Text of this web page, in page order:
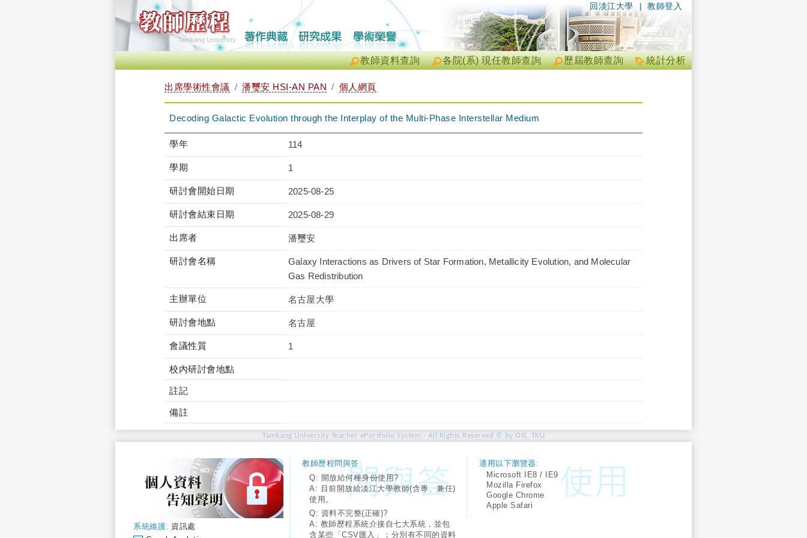
| 教師登入
回淡江大學
統計分析
歷屆教師查詢
各院(系) 現任教師查詢
教師資料查詢
出席學術性會議 潘璽安 HSI-AN PAN 個人網頁
Decoding Galactic Evolution through the Interplay of the Multi-Phase Interstellar Medium
學年 114
學期 1
研討會開始日期 2025-08-25
研討會結束日期 2025-08-29
出席者 潘璽安
研討會名稱
Galaxy Interactions as Drivers of Star Formation, Metallicity Evolution, and Molecular
Gas Redistribution
主辦單位 名古屋大學
研討會地點 名古屋
會議性質 1
校內研討會地點
註記
備註
Tamkang University Teacher ePortfolio System - All Rights Reserved © by OIS, TKU
系統維護: 資訊處
教師歷程問與答:
Q: 開放給何種身份使用?
A: 目前開放給淡江大學教師(含專、兼任)
使用。
Q: 資料不完整(正確)?
A: 教師歷程系統介接自七大系統，並包
含某些「CSV匯入」；分別有不同的資料
適用以下瀏覽器:
Microsoft IE8 / IE9
Mozilla Firefox
Google Chrome
Apple Safari